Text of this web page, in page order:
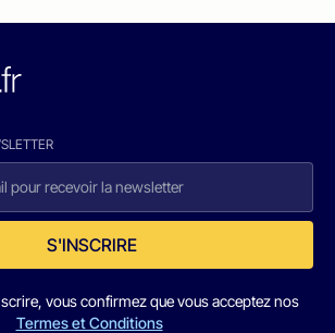
S'INSCRIRE
vous confirmez que vous acceptez nos
Termes et Conditions